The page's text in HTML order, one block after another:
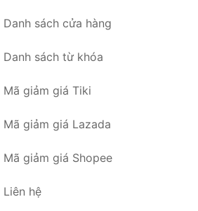
Danh sách cửa hàng
Danh sách từ khóa
Mã giảm giá Tiki
Mã giảm giá Lazada
Mã giảm giá Shopee
Liên hệ